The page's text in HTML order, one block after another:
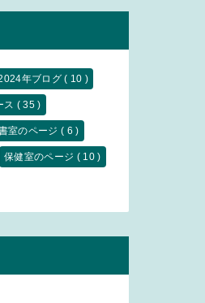
年ブログ( 10 )
ス ( 35 )
室のページ( 6 )
保健室のページ ( 10 )